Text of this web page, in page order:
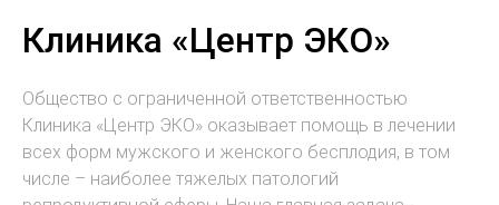
Клиника «Центр ЭКО»
Общество с ограниченной ответственностью
Клиника «Центр ЭКО» оказывает помощь в лечении
всех форм мужского и женского бесплодия, в том
числе – наиболее тяжелых патологий